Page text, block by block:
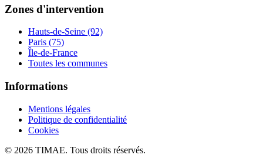
Zones d'intervention
Hauts-de-Seine (92)
Paris (75)
Île-de-France
Toutes les communes
Informations
Mentions légales
Politique de confidentialité
Cookies
© 2026 TIMAE. Tous droits réservés.